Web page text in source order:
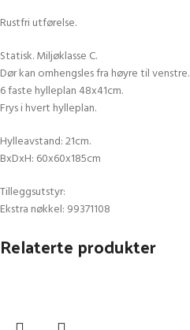
Rustfri utførelse.
Statisk. Miljøklasse C.
Dør kan omhengsles fra høyre til venstre.
6 faste hylleplan 48x41cm.
Frys i hvert hylleplan.
Hylleavstand: 21cm.
BxDxH: 60x60x185cm
Tilleggsutstyr:
Ekstra nøkkel: 99371108
Relaterte produkter